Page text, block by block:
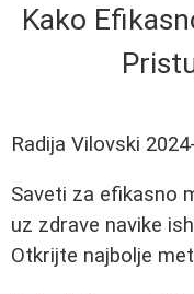
Kako
Radija Vilovski
Saveti za efikasno
uz zdrave navike
Otkrijte najbolje